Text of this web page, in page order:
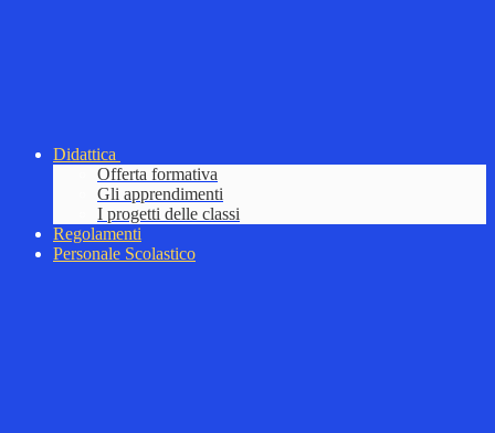
Didattica
Offerta formativa
Gli apprendimenti
I progetti delle classi
Regolamenti
Personale Scolastico